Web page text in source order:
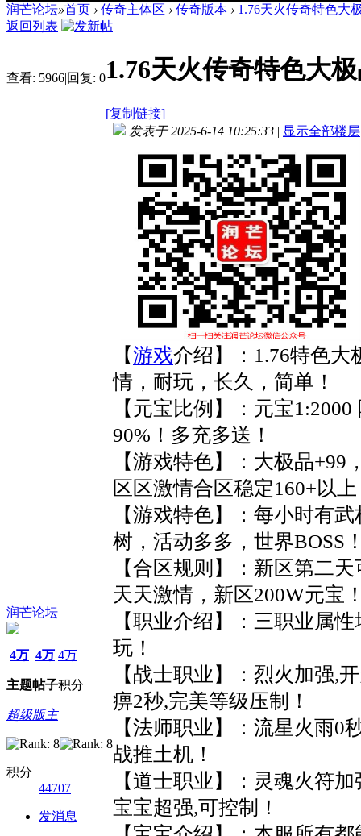
润芒论坛»首页 › 传奇主体区 › 传奇版本 › 1.76天火传奇特色大
返回列表
查看: 5966|回复: 01.76天火传奇特色大
[复制链接]
润芒论坛
4万
主题
4万
帖子
4万
积分
超级版主
积分
44707
发消息
发表于 2025-6-14 10:25:33 | 显示全部楼层
【游戏介绍】：1.76特色大
情，耐玩，长久，简单！
【元宝比例】：元宝
90%！多充多送！
【游戏特色】：大极品+99
区区激情合区稳定160+以
【游戏特色】：每小时有
树，活动多多，世界BOSS
【合区规则】：新区第二
天天激情，新区200W元宝
【职业介绍】：三职业属
玩！
【战士职业】：烈火加强,
痹2秒,完美等级压制！
【法师职业】：流星火雨0
战推土机！
【道士职业】：灵魂火符
宝宝超强,可控制！